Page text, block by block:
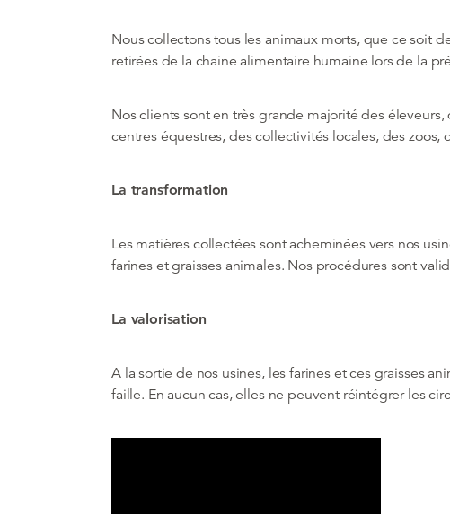
Nous collectons tous les animaux morts, que ce soit
retirées de la chaine alimentaire humaine lors de la
Nos clients sont en très grande majorité des
centres équestres, des collectivités locales, des zoos,
La transformation
Les matières collectées sont acheminées vers nos
farines et graisses animales. Nos procédures sont
La valorisation
A la sortie de nos usines, les farines et ces graisses
faille. En aucun cas, elles ne peuvent réintégrer les